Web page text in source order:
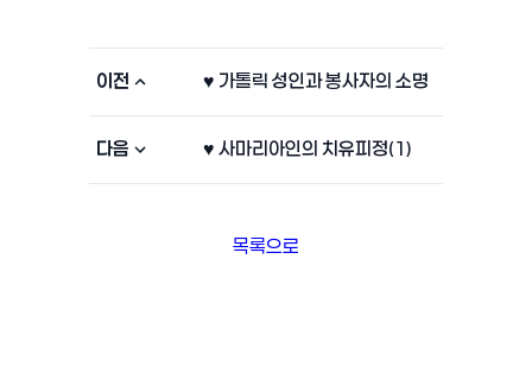
이전 ♥ 가톨릭 성인과 봉사자의 소명
다음 ♥ 사마리아인의 치유피정(1)
목록으로